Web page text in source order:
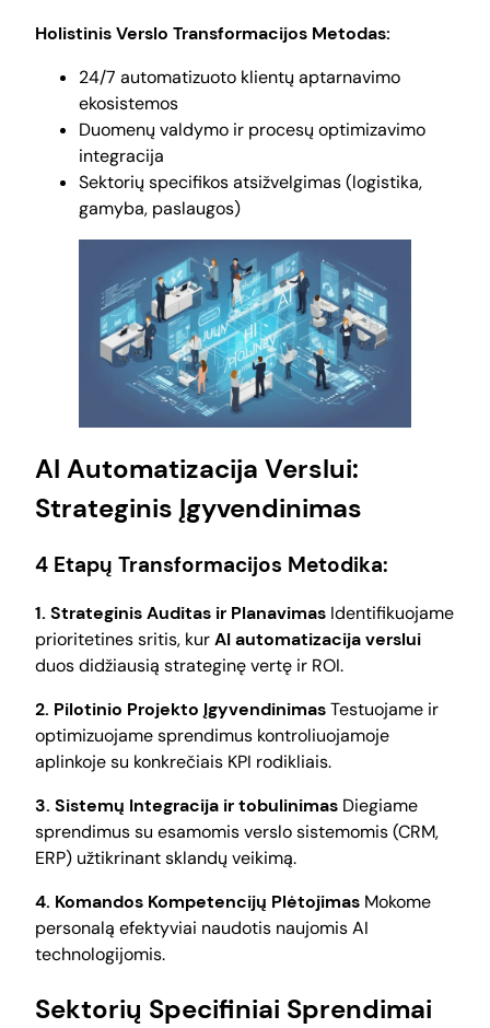
Holistinis Verslo Transformacijos Metodas:
24/7 automatizuoto klientų aptarnavimo
ekosistemos
Duomenų valdymo ir procesų optimizavimo
integracija
Sektorių specifikos atsižvelgimas (logistika,
gamyba, paslaugos)
AI Automatizacija Verslui:
Strateginis Įgyvendinimas
4 Etapų Transformacijos Metodika:
1. Strateginis Auditas ir Planavimas Identifikuojame
prioritetines sritis, kurAI automatizacija verslui
duos didžiausią strateginę vertę ir ROI.
2. Pilotinio Projekto ĮgyvendinimasTestuojame ir
optimizuojame sprendimus kontroliuojamoje
aplinkoje su konkrečiais KPI rodikliais.
3. Sistemų Integracija ir tobulinimas Diegiame
sprendimus su esamomis verslo sistemomis (CRM,
ERP) užtikrinant sklandų veikimą.
4. Komandos Kompetencijų Plėtojimas Mokome
personalą efektyviai naudotis naujomis AI
technologijomis.
Sektorių Specifiniai Sprendimai